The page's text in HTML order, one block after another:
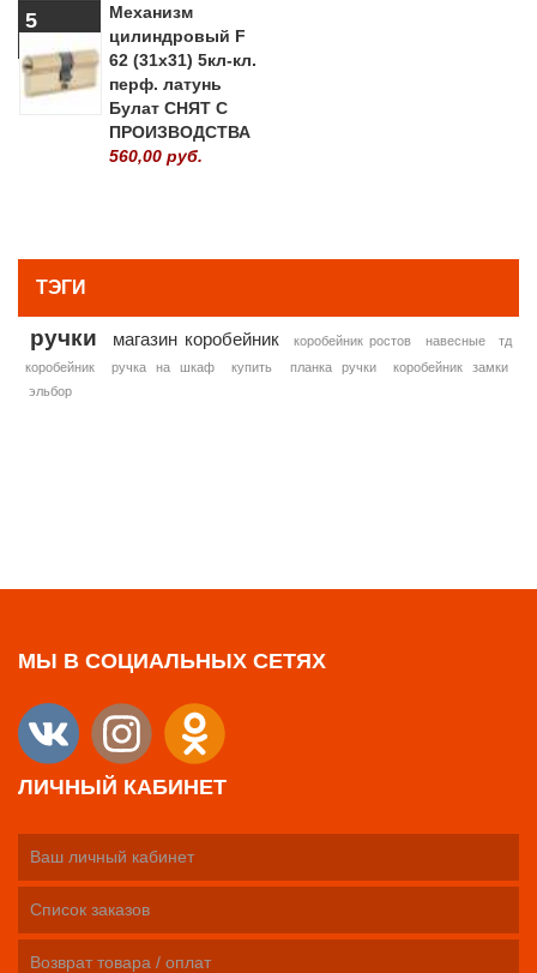
5
Механизм
цилиндровый F
62 (31х31) 5кл-кл.
перф. латунь
Булат СНЯТ С
ПРОИЗВОДСТВА
560,00 руб.
ТЭГИ
ручки магазин коробейник коробейник ростов навесные
тд
коробейник
ручка на шкаф купить планка ручки
коробейник замки
эльбор
МЫ В СОЦИАЛЬНЫХ СЕТЯХ
ЛИЧНЫЙ КАБИНЕТ
Ваш личный кабинет
Список заказов
Возврат товара / оплат